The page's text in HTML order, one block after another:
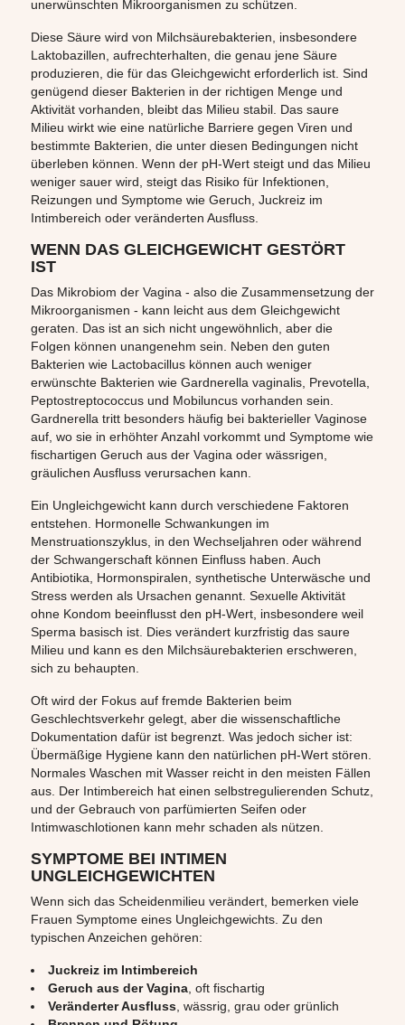
unerwünschten Mikroorganismen zu schützen.
Diese Säure wird von Milchsäurebakterien, insbesondere
Laktobazillen, aufrechterhalten, die genau jene Säure
produzieren, die für das Gleichgewicht erforderlich ist. Sind
genügend dieser Bakterien in der richtigen Menge und
Aktivität vorhanden, bleibt das Milieu stabil. Das saure
Milieu wirkt wie eine natürliche Barriere gegen Viren und
bestimmte Bakterien, die unter diesen Bedingungen nicht
überleben können. Wenn der pH-Wert steigt und das Milieu
weniger sauer wird, steigt das Risiko für Infektionen,
Reizungen und Symptome wie Geruch, Juckreiz im
Intimbereich oder veränderten Ausfluss.
WENN DAS GLEICHGEWICHT GESTÖRT
IST
Das Mikrobiom der Vagina - also die Zusammensetzung der
Mikroorganismen - kann leicht aus dem Gleichgewicht
geraten. Das ist an sich nicht ungewöhnlich, aber die
Folgen können unangenehm sein. Neben den guten
Bakterien wie Lactobacillus können auch weniger
erwünschte Bakterien wie Gardnerella vaginalis, Prevotella,
Peptostreptococcus und Mobiluncus vorhanden sein.
Gardnerella tritt besonders häufig bei bakterieller Vaginose
auf, wo sie in erhöhter Anzahl vorkommt und Symptome wie
fischartigen Geruch aus der Vagina oder wässrigen,
gräulichen Ausfluss verursachen kann.
Ein Ungleichgewicht kann durch verschiedene Faktoren
entstehen. Hormonelle Schwankungen im
Menstruationszyklus, in den Wechseljahren oder während
der Schwangerschaft können Einfluss haben. Auch
Antibiotika, Hormonspiralen, synthetische Unterwäsche und
Stress werden als Ursachen genannt. Sexuelle Aktivität
ohne Kondom beeinflusst den pH-Wert, insbesondere weil
Sperma basisch ist. Dies verändert kurzfristig das saure
Milieu und kann es den Milchsäurebakterien erschweren,
sich zu behaupten.
Oft wird der Fokus auf fremde Bakterien beim
Geschlechtsverkehr gelegt, aber die wissenschaftliche
Dokumentation dafür ist begrenzt. Was jedoch sicher ist:
Übermäßige Hygiene kann den natürlichen pH-Wert stören.
Normales Waschen mit Wasser reicht in den meisten Fällen
aus. Der Intimbereich hat einen selbstregulierenden Schutz,
und der Gebrauch von parfümierten Seifen oder
Intimwaschlotionen kann mehr schaden als nützen.
SYMPTOME BEI INTIMEN
UNGLEICHGEWICHTEN
Wenn sich das Scheidenmilieu verändert, bemerken viele
Frauen Symptome eines Ungleichgewichts. Zu den
typischen Anzeichen gehören:
Juckreiz im Intimbereich
Geruch aus der Vagina, oft fischartig
Veränderter Ausfluss, wässrig, grau oder grünlich